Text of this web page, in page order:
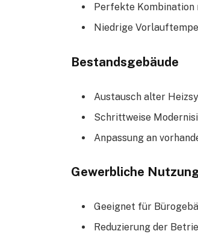
Perfekte Kombination
Niedrige
Bestandsgebäude
Austausch alter
Schrittweise
Anpassung an
Gewerbliche
Geeignet für
Reduzierung der